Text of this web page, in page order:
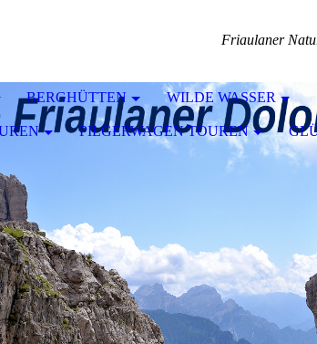
Friaulaner
BERGHÜTTEN WILDE WASSER
PILGERWAGEN TOUREN